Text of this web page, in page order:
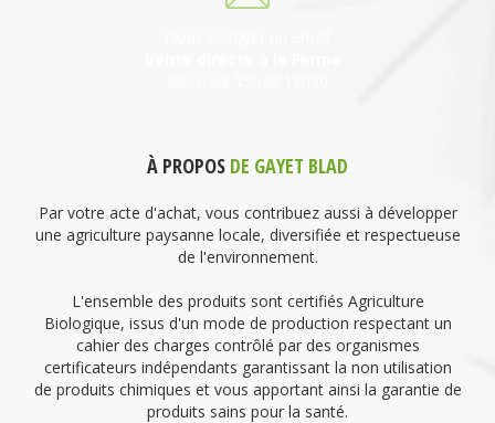
À PROPOS DE GAYET BLAD
Par votre acte d'achat, vous contribuez aussi à développer
une agriculture paysanne locale, diversifiée et respectueuse
de l'environnement.
L'ensemble des produits sont certifiés Agriculture
Biologique, issus d'un mode de production respectant un
cahier des charges contrôlé par des organismes
certificateurs indépendants garantissant la non utilisation
de produits chimiques et vous apportant ainsi la garantie de
produits sains pour la santé.